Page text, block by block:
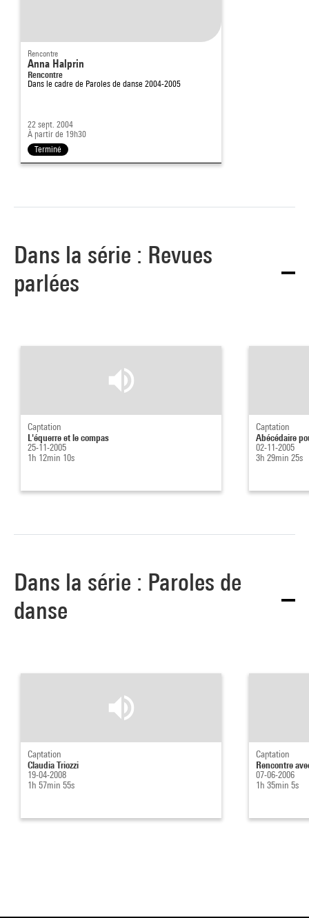
Rencontre
Anna Halprin
Rencontre
Dans le cadre de Paroles de danse 2004-2005
22 sept. 2004
À partir de 19h30
Terminé
Dans la série : Revues
parlées
Captation
L'équerre et le compas
25-11-2005
1h 12min 10s
Captation
Abécédaire
02-11-2005
3h 29min 25s
Dans la série : Paroles de
danse
Captation
Claudia Triozzi
19-04-2008
1h 57min 55s
Captation
Rencontre
07-06-2006
1h 35min 5s